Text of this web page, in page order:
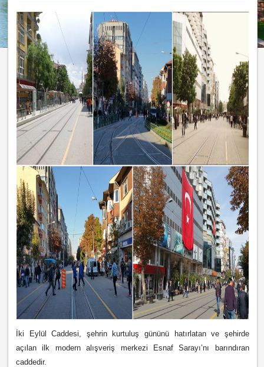
İki Eylül Caddesi, şehrin kurtuluş gününü hatırlatan ve şehirde
açılan ilk modern alışveriş merkezi Esnaf Sarayı’nı barındıran
caddedir.